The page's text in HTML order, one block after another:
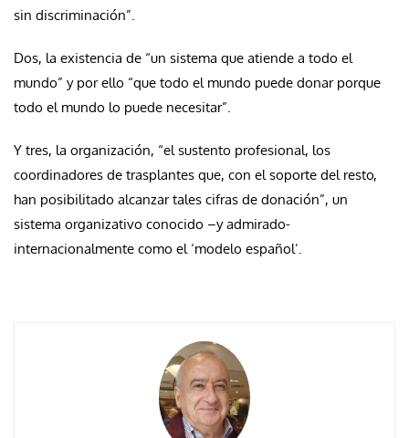
sin discriminación”.
Dos, la existencia de “un sistema que atiende a todo el
mundo” y por ello “que todo el mundo puede donar porque
todo el mundo lo puede necesitar”.
Y tres, la organización, “el sustento profesional, los
coordinadores de trasplantes que, con el soporte del resto,
han posibilitado alcanzar tales cifras de donación”, un
sistema organizativo conocido –y admirado-
internacionalmente como el ‘modelo español’.